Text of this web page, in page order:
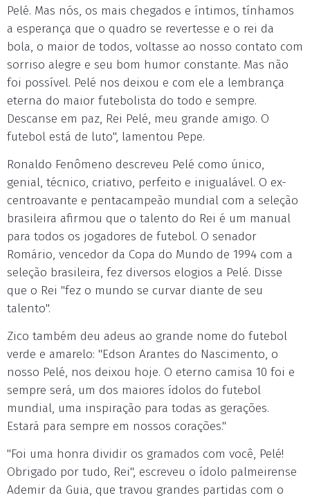
Pelé. Mas nós, os mais chegados e íntimos, tínhamos
a esperança que o quadro se revertesse e o rei da
bola, o maior de todos, voltasse ao nosso contato com
sorriso alegre e seu bom humor constante. Mas não
foi possível. Pelé nos deixou e com ele a lembrança
eterna do maior futebolista do todo e sempre.
Descanse em paz, Rei Pelé, meu grande amigo. O
futebol está de luto", lamentou Pepe.
Ronaldo Fenômeno descreveu Pelé como único,
genial, técnico, criativo, perfeito e inigualável. O ex-
centroavante e pentacampeão mundial com a seleção
brasileira afirmou que o talento do Rei é um manual
para todos os jogadores de futebol. O senador
Romário, vencedor da Copa do Mundo de 1994 com a
seleção brasileira, fez diversos elogios a Pelé. Disse
que o Rei "fez o mundo se curvar diante de seu
talento".
Zico também deu adeus ao grande nome do futebol
verde e amarelo: "Edson Arantes do Nascimento, o
nosso Pelé, nos deixou hoje. O eterno camisa 10 foi e
sempre será, um dos maiores ídolos do futebol
mundial, uma inspiração para todas as gerações.
Estará para sempre em nossos corações."
"Foi uma honra dividir os gramados com você, Pelé!
Obrigado por tudo, Rei", escreveu o ídolo palmeirense
Ademir da Guia, que travou grandes partidas com o